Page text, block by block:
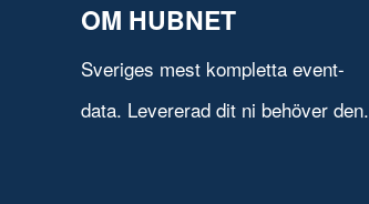
OM HUBNET
Sveriges mest kompletta event-
data. Levererad dit ni behöver den.